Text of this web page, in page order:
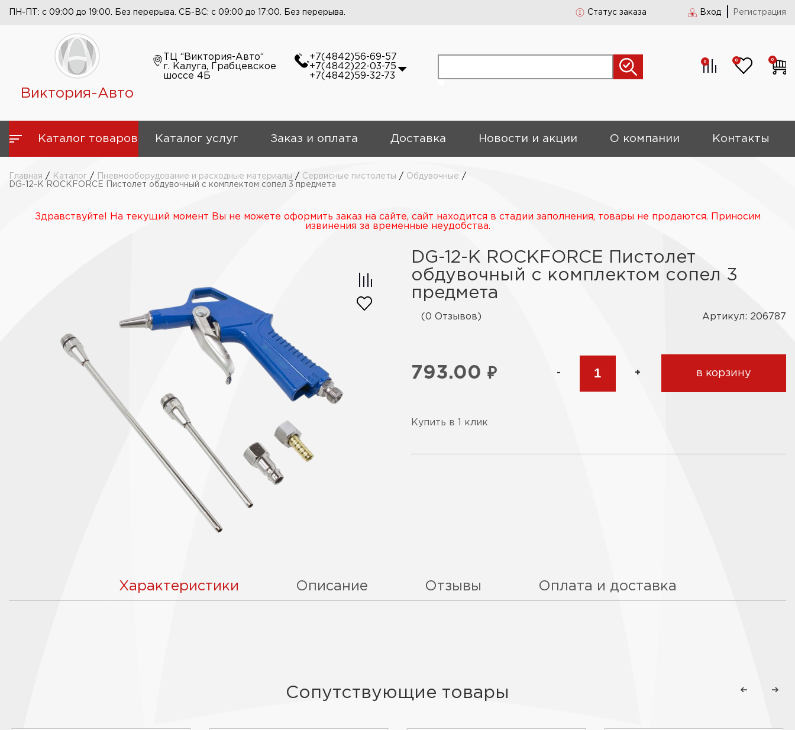
ПН-ПТ: с 09:00 до 19:00. Без перерыва. СБ-ВС: с 09:00 до 17:00. Без перерыва. Статус заказа Вход Регистрация
Виктория-Авто
ТЦ “Виктория-Авто“
г. Калуга, Грабцевское
шоссе 4Б
+7(4842)56-69-57
+7(4842)22-03-75
+7(4842)59-32-73
0 0 0
Каталог товаров Каталог услуг Заказ и оплата Доставка Новости и акции О компании Контакты
Главная / Каталог / Пневмооборудование и расходные материалы / Сервисные пистолеты / Обдувочные /
DG-12-K ROCKFORCE Пистолет обдувочный с комплектом сопел 3 предмета
Здравствуйте! На текущий момент Вы не можете оформить заказ на сайте, сайт находится в стадии заполнения, товары не продаются. Приносим
извинения за временные неудобства.
DG-12-K ROCKFORCE Пистолет
обдувочный с комплектом сопел 3
предмета
(0 Отзывов) Артикул: 206787
793.00 ₽ - + в корзину
Купить в 1 клик
Характеристики Описание Отзывы Оплата и доставка
Сопутствующие товары